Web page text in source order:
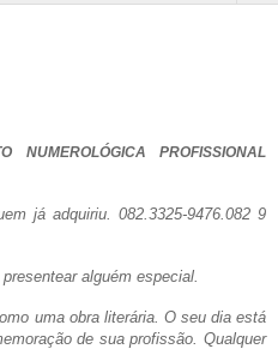
NUMEROLÓGICA PROFISSIONAL
já adquiriu. 082.3325-9476.082 9
alguém especial.
uma obra literária. O seu dia está
de sua profissão. Qualquer